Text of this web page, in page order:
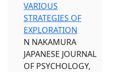
VARIOUS
STRATEGIES OF
EXPLORATION
N NAKAMURA
JAPANESE JOURNAL
OF PSYCHOLOGY,